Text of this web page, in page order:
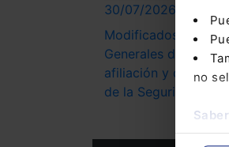
no
30/07/2026
Modificados los
Generales de
afiliación y de
de la Seguridad